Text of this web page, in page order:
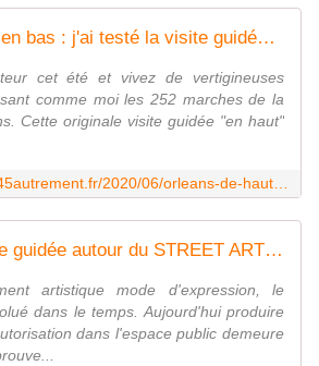
Orléans de haut en bas : j'ai testé la visite guidée sur les hauteurs de la Cathédrale et dans la crypte Saint-Avit - VIVRE AUTREMENT VOS LOISIRS avec Clodelle
cet été et vivez de vertigineuses
comme moi les 252 marches de la
Cette originale visite guidée "en haut"
J'ai testé la visite guidée autour du STREET ART à ORLEANS Métropole - VIVRE AUTREMENT VOS LOISIRS avec Clodelle
artistique mode d'expression, le
dans le temps. Aujourd'hui produire
dans l'espace public demeure